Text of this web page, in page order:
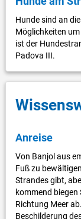
Hunde sind an
Möglichkeiten
ist der
Padova III.
Anreise
Von Banjol aus
Fuß zu
Strandes gibt,
kommend biegen
Richtung Meer
Beschilderung